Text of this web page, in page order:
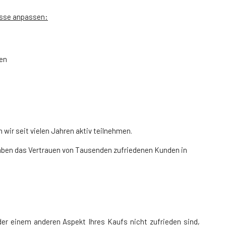
anpassen:
wir seit vielen Jahren aktiv teilnehmen.
das Vertrauen von Tausenden zufriedenen Kunden in
einem anderen Aspekt Ihres Kaufs nicht zufrieden sind,